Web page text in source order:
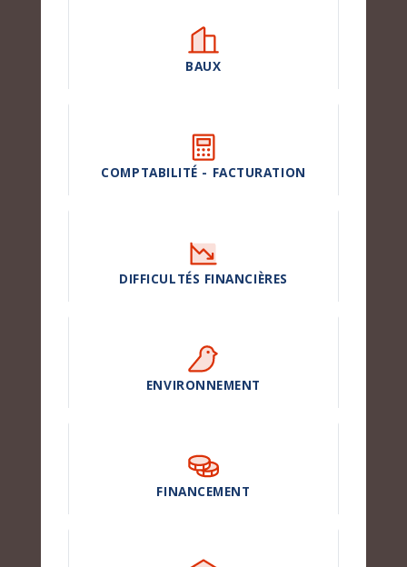
BAUX
COMPTABILITÉ - FACTURATION
DIFFICULTÉS FINANCIÈRES
ENVIRONNEMENT
FINANCEMENT